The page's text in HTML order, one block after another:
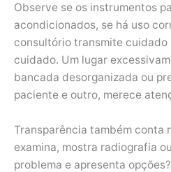
Observe se os instrumentos
acondicionados, se há uso
consultório transmite cuidado
cuidado. Um lugar
bancada desorganizada ou
paciente e outro, merece
Transparência também conta
examina, mostra radiografia
problema e apresenta